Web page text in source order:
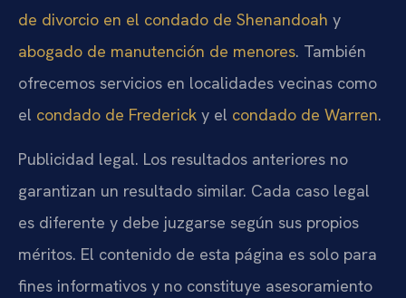
de divorcio en el condado de Shenandoah y
abogado de manutención de menores. También
ofrecemos servicios en localidades vecinas como
el condado de Frederick y el condado de Warren.
Publicidad legal. Los resultados anteriores no
garantizan un resultado similar. Cada caso legal
es diferente y debe juzgarse según sus propios
méritos. El contenido de esta página es solo para
fines informativos y no constituye asesoramiento